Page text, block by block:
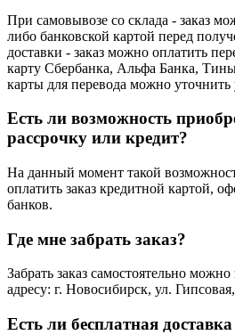
При самовывозе со склада - заказ
либо банковской картой перед
доставки - заказ можно оплатить
карту Сбербанка, Альфа Банка,
карты для перевода можно
Есть ли возможность
рассрочку или кредит?
На данный момент такой
оплатить заказ кредитной картой,
банков.
Где мне забрать заказ?
Забрать заказ самостоятельно
адресу: г. Новосибирск, ул.
Есть ли бесплатная доставка